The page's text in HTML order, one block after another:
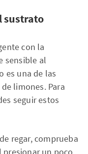
sustrato
con la
sensible al
es una de las
limones. Para
seguir estos
regar, comprueba